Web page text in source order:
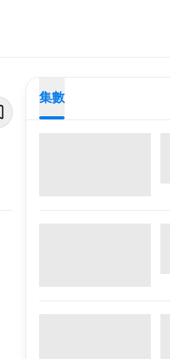
集數